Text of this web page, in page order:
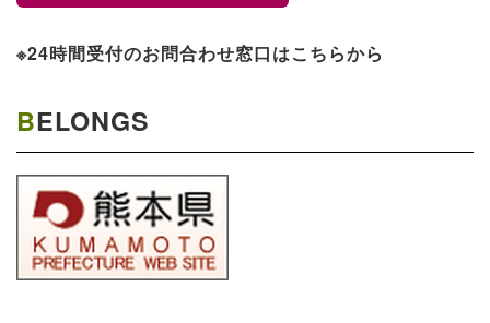
※24時間受付のお問合わせ窓口はこちらから
BELONGS